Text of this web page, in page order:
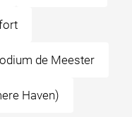
de Meester
Haven)